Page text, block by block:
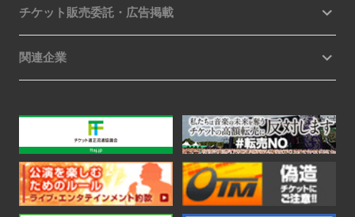
チケット販売委託・広告掲載
関連企業